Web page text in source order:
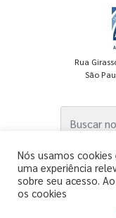
Rua
São
Nós usamos
uma experiência
sobre seu acesso.
os cookies